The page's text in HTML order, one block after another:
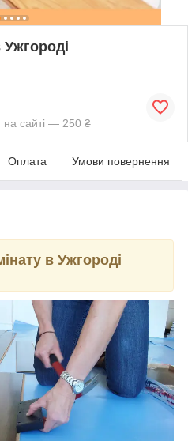
на сайті — 250 ₴
Оплата Умови повернення
в Ужгороді